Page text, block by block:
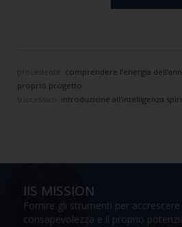
precedente: comprendere l’energia
proprio progetto
introduzione all’intelligenza
IIS MISSION
Fornire gli strumenti per
consapevolezza e il proprio